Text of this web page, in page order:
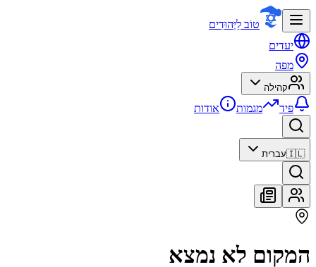
טוֹב לַיְּהוּדִים
יעדים
מפה
קהילה
פיד מגמות אודות
🇮🇱עברית
המקום לא נמצא